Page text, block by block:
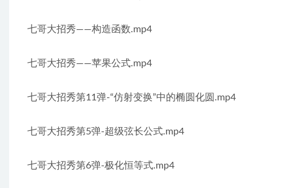
七哥大招秀——构造函数.mp4
七哥大招秀——苹果公式.mp4
七哥大招秀第11弹-“仿射变换”中的椭圆化圆.mp4
七哥大招秀第5弹-超级弦长公式.mp4
七哥大招秀第6弹-极化恒等式.mp4